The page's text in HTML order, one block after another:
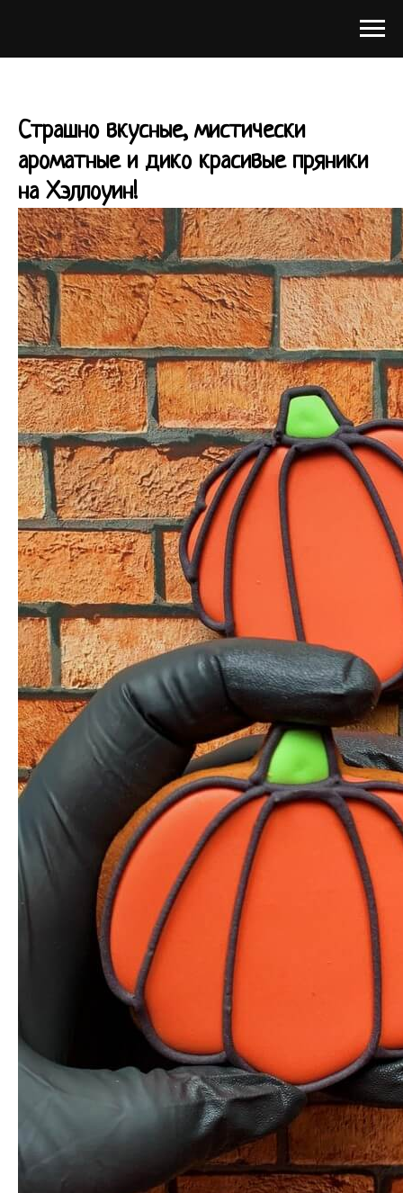
Страшно вкусные, мистически
ароматные и дико красивые пряники
на Хэллоуин!